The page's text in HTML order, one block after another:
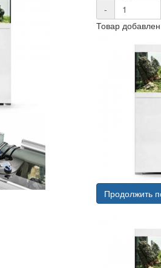
-
Товар
Продолжить